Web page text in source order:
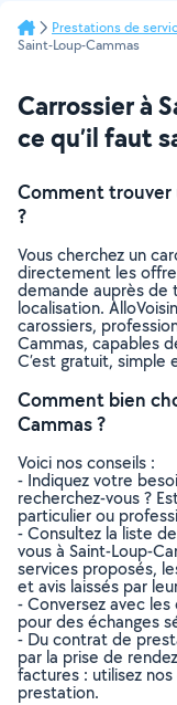
Prestations de
Saint-Loup-Cammas
Carrossier à
ce qu’il faut
Comment trouver
?
Vous cherchez un
directement les
demande auprès de
localisation.
carossiers,
Cammas, capables
C’est gratuit, simple
Comment bien
Cammas ?
Voici nos conseils :
- Indiquez votre
recherchez-vous ?
particulier ou
- Consultez la liste
vous à Saint-Loup-
services proposés,
et avis laissés par
- Conversez avec
pour des échanges
- Du contrat de
par la prise de
factures : utilisez
prestation.